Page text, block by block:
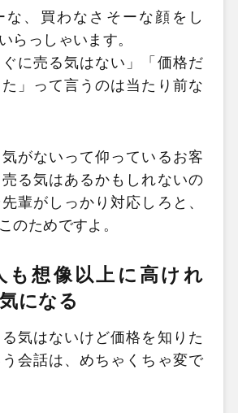
な、買わなさそーな顔をし
らっしゃいます。
に売る気はない」「価格だ
」って言うのは当たり前な
がないって仰っているお客
る気はあるかもしれないの
輩がしっかり対応しろと、
のためですよ。
も想像以上に高けれ
になる
気はないけど価格を知りた
会話は、めちゃくちゃ変で